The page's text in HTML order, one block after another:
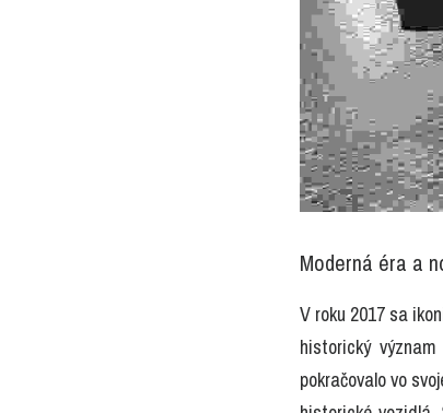
Moderná éra a
V roku 2017 sa
historický
pokračovalo vo